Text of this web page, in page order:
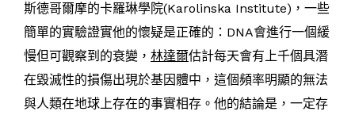
斯德哥爾摩的卡羅琳學院(Karolinska Institute)，一些
簡單的實驗證實他的懷疑是正確的：DNA會進行一個緩
慢但可觀察到的衰變， 林達爾估計每天會有上千個具潛
在毀滅性的損傷出現於基因體中，這個頻率明顯的無法
與人類在地球上存在的事實相存。他的結論是，一定存